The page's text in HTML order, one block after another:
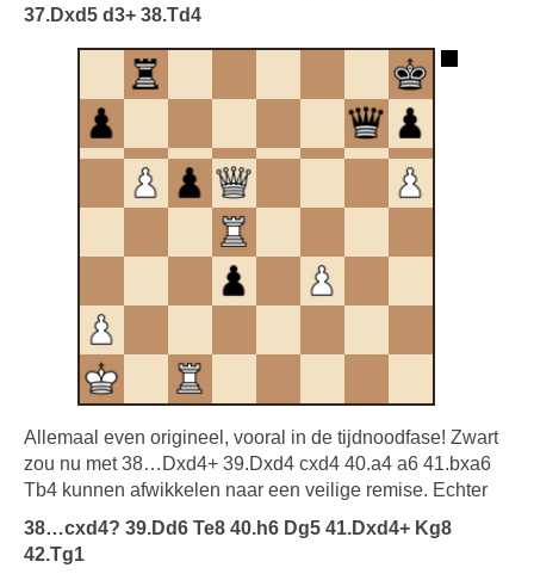
37.Dxd5 d3+ 38.Td4
Allemaal even origineel, vooral in de tijdnoodfase! Zwart
zou nu met 38…Dxd4+ 39.Dxd4 cxd4 40.a4 a6 41.bxa6
Tb4 kunnen afwikkelen naar een veilige remise. Echter
38…cxd4? 39.Dd6 Te8 40.h6 Dg5 41.Dxd4+ Kg8
42.Tg1